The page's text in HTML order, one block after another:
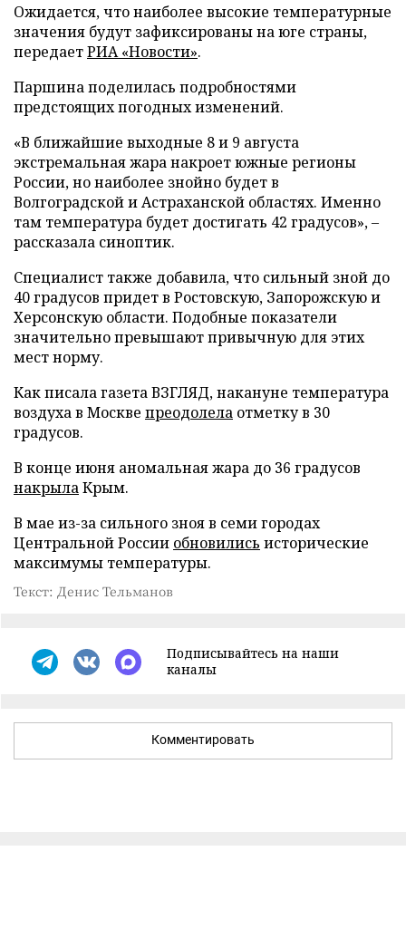
Ожидается, что наиболее высокие температурные
значения будут зафиксированы на юге страны,
передаетРИА «Новости».
Паршина поделилась подробностями
предстоящих погодных изменений.
«В ближайшие выходные 8 и 9 августа
экстремальная жара накроет южные регионы
России, но наиболее знойно будет в
Волгоградской и Астраханской областях. Именно
там температура будет достигать 42 градусов», –
рассказала синоптик.
Специалист также добавила, что сильный зной до
40 градусов придет в Ростовскую, Запорожскую и
Херсонскую области. Подобные показатели
значительно превышают привычную для этих
мест норму.
Как писала газета ВЗГЛЯД, накануне температура
воздуха в Москве преодолела отметку в 30
градусов.
В конце июня аномальная жара до 36 градусов
накрылаКрым.
В мае из-за сильного зноя в семи городах
Центральной России обновились исторические
максимумы температуры.
Текст: Денис Тельманов
Подписывайтесь на наши
каналы
Комментировать